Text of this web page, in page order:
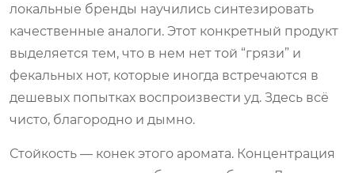
локальные бренды научились синтезировать
качественные аналоги. Этот конкретный продукт
выделяется тем, что в нем нет той “грязи” и
фекальных нот, которые иногда встречаются в
дешевых попытках воспроизвести уд. Здесь всё
чисто, благородно и дымно.
Стойкость — конек этого аромата. Концентрация